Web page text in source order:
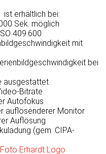
Sek. möglich
409.600
mit
bei
ausgestattet
Bitrate
Autofokus
auflösenderer Monitor
Auflösung
(gem. CIPA-
ist erhältlich bei: